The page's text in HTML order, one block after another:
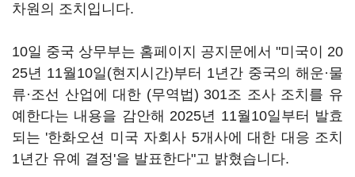
차원의 조치입니다.
10일 중국 상무부는 홈페이지 공지문에서 "미국이 20
25년 11월10일(현지시간)부터 1년간 중국의 해운·물
류·조선 산업에 대한 (무역법) 301조 조사 조치를 유
예한다는 내용을 감안해 2025년 11월10일부터 발효
되는 '한화오션 미국 자회사 5개사에 대한 대응 조치
1년간 유예 결정'을 발표한다"고 밝혔습니다.